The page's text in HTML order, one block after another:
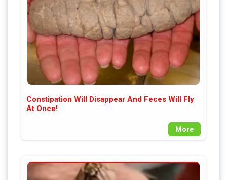
Constipation Will Disappear And Feces Will Fly
At Once!
More